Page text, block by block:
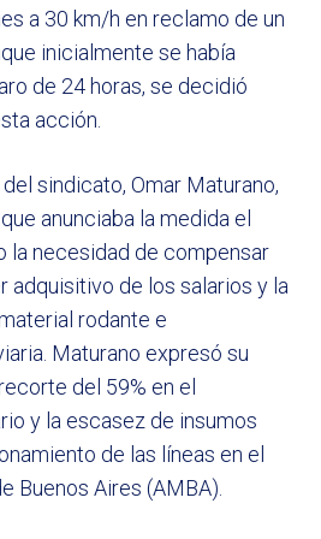
a 30 km/h en reclamo de un
inicialmente se había
de 24 horas, se decidió
acción.
sindicato, Omar Maturano,
anunciaba la medida el
la necesidad de compensar
adquisitivo de los salarios y la
rodante e
Maturano expresó su
del 59% en el
y la escasez de insumos
de las líneas en el
Buenos Aires (AMBA).